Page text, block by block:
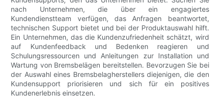
nach Unternehmen, die über ein engagiertes
Kundendienstteam verfügen, das Anfragen beantwortet,
technischen Support bietet und bei der Produktauswahl hilft.
Ein Unternehmen, das die Kundenzufriedenheit schätzt, wird
auf Kundenfeedback und Bedenken reagieren und
Schulungsressourcen und Anleitungen zur Installation und
Wartung von Bremsbelägen bereitstellen. Bevorzugen Sie bei
der Auswahl eines Bremsbelagherstellers diejenigen, die den
Kundensupport priorisieren und sich für ein positives
Kundenerlebnis einsetzen.